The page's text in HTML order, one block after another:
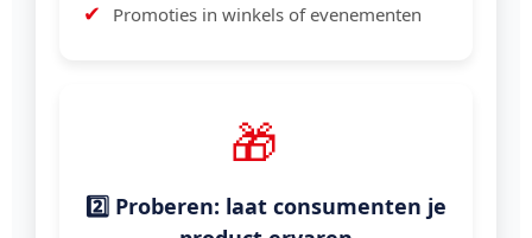
Promoties in winkels of evenementen
🎁
2️⃣ Proberen: laat consumenten je